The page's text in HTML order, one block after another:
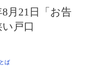
月21日「お告
戸口
ば